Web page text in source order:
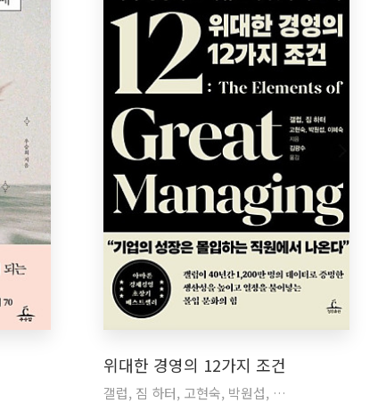
위대한 경영의 12가지 조건
갤럽, 짐 하터, 고현숙, 박원섭, …